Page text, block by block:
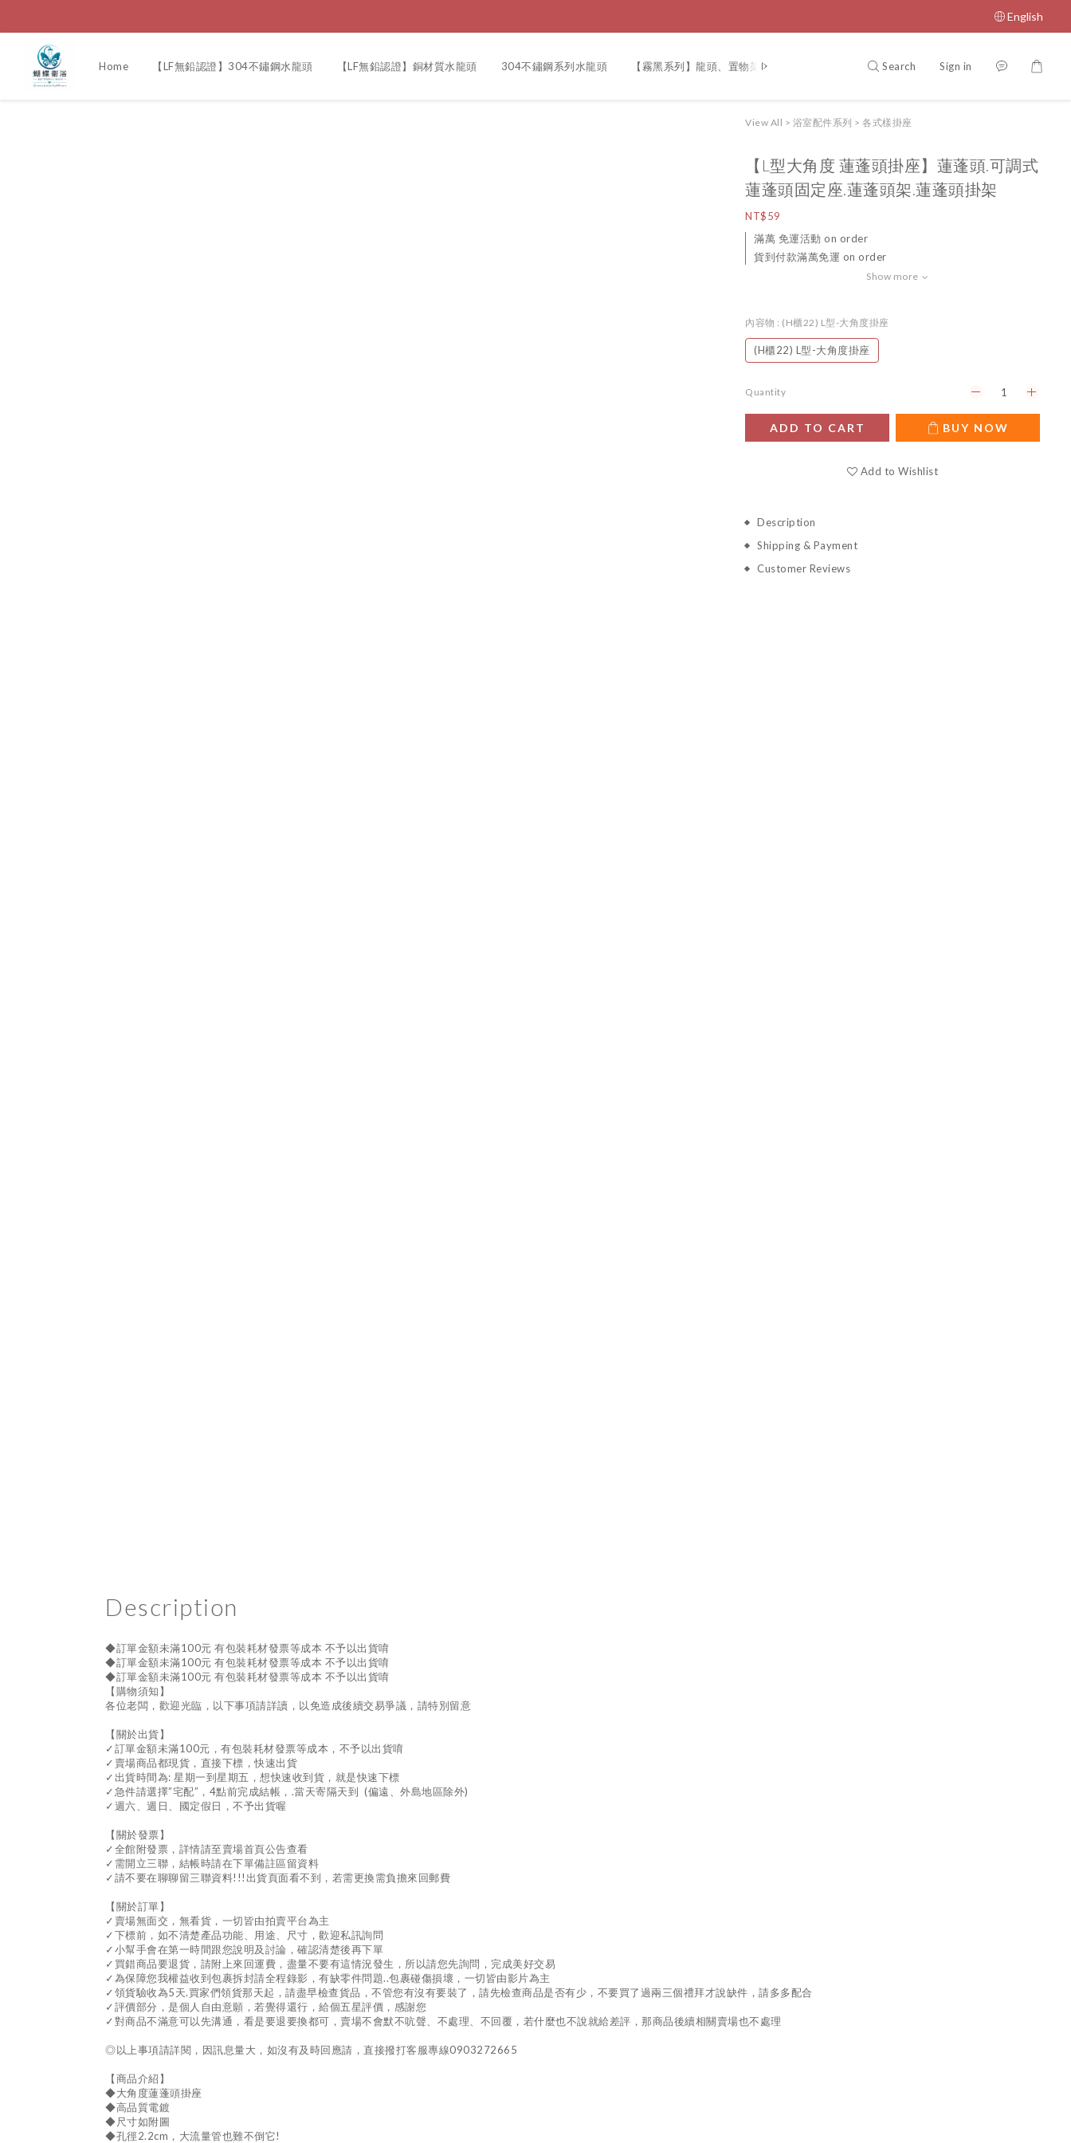
English
Home 【LF無鉛認證】304不鏽鋼水龍頭 【LF無鉛認證】銅材質水龍頭 304不鏽鋼系列水龍頭 【霧黑系列】龍頭、置物架、毛巾杆、蓮蓬頭 大型淋浴花灑系列 收納、置物架系列
Search Sign in
View All > 浴室配件系列 > 各式樣掛座
【L型大角度 蓮蓬頭掛座】蓮蓬頭.可調式
蓮蓬頭固定座.蓮蓬頭架.蓮蓬頭掛架
NT$59
滿萬 免運活動 on order
貨到付款滿萬免運 on order
Show more
內容物 : (H櫃22) L型-大角度掛座
(H櫃22) L型-大角度掛座
Quantity
ADD TO CART BUY NOW
Add to Wishlist
Description
Shipping & Payment
Customer Reviews
Description
◆訂單金額未滿100元 有包裝耗材發票等成本 不予以出貨唷
◆訂單金額未滿100元 有包裝耗材發票等成本 不予以出貨唷
◆訂單金額未滿100元 有包裝耗材發票等成本 不予以出貨唷
【購物須知】
各位老闆，歡迎光臨，以下事項請詳讀，以免造成後續交易爭議，請特別留意
【關於出貨】
✓訂單金額未滿100元，有包裝耗材發票等成本，不予以出貨唷
✓賣場商品都現貨，直接下標，快速出貨
✓出貨時間為: 星期一到星期五，想快速收到貨，就是快速下標
✓急件請選擇”宅配”，4點前完成結帳，.當天寄隔天到 (偏遠、外島地區除外)
✓週六、週日、國定假日，不予出貨喔
【關於發票】
✓全館附發票，詳情請至賣場首頁公告查看
✓需開立三聯，結帳時請在下單備註區留資料
✓請不要在聊聊留三聯資料!!!出貨頁面看不到，若需更換需負擔來回郵費
【關於訂單】
✓賣場無面交，無看貨，一切皆由拍賣平台為主
✓下標前，如不清楚產品功能、用途、尺寸，歡迎私訊詢問
✓小幫手會在第一時間跟您說明及討論，確認清楚後再下單
✓買錯商品要退貨，請附上來回運費，盡量不要有這情況發生，所以請您先詢問，完成美好交易
✓為保障您我權益收到包裹拆封請全程錄影，有缺零件問題..包裹碰傷損壞，一切皆由影片為主
✓領貨驗收為5天.買家們領貨那天起，請盡早檢查貨品，不管您有沒有要裝了，請先檢查商品是否有少，不要買了過兩三個禮拜才說缺件，請多多配合
✓評價部分，是個人自由意願，若覺得還行，給個五星評價，感謝您
✓對商品不滿意可以先溝通，看是要退要換都可，賣場不會默不吭聲、不處理、不回覆，若什麼也不說就給差評，那商品後續相關賣場也不處理
◎以上事項請詳閱，因訊息量大，如沒有及時回應請，直接撥打客服專線0903272665
【商品介紹】
◆大角度蓮蓬頭掛座
◆高品質電鍍
◆尺寸如附圖
◆孔徑2.2cm，大流量管也難不倒它!